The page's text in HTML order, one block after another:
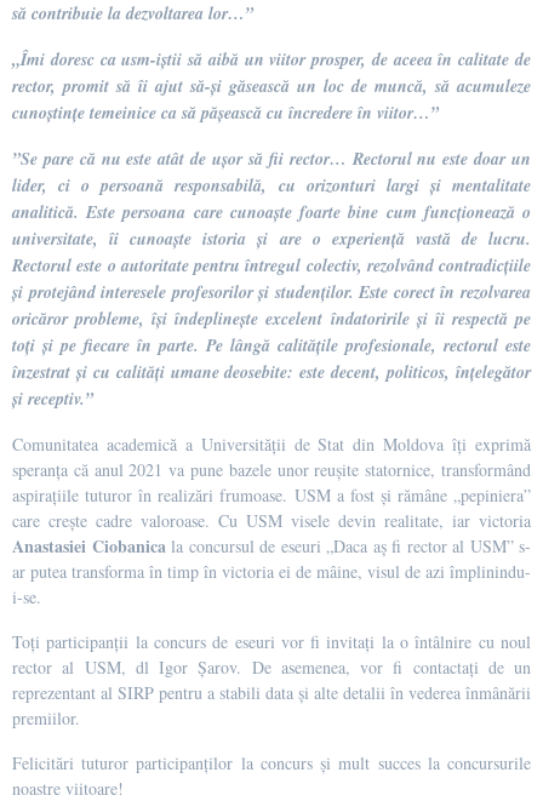
să contribuie la dezvoltarea lor…”
„Îmi doresc ca usm-iștii să aibă un viitor prosper, de aceea în calitate de
rector, promit să îi ajut să-și găsească un loc de muncă, să acumuleze
cunoștințe temeinice ca să pășească cu încredere în viitor…”
”Se pare că nu este atât de ușor să fii rector… Rectorul nu este doar un
lider, ci o persoană responsabilă, cu orizonturi largi și mentalitate
analitică. Este persoana care cunoaște foarte bine cum funcționează o
universitate, îi cunoaște istoria și are o experiență vastă de lucru.
Rectorul este o autoritate pentru întregul colectiv, rezolvând contradicțiile
și protejând interesele profesorilor și studenților. Este corect în rezolvarea
oricăror probleme, își îndeplinește excelent îndatoririle și îi respectă pe
toți și pe fiecare în parte. Pe lângă calitățile profesionale, rectorul este
înzestrat și cu calități umane deosebite: este decent, politicos, înțelegător
și receptiv.”
Comunitatea academică a Universității de Stat din Moldova îți exprimă
speranța că anul 2021 va pune bazele unor reușite statornice, transformând
aspirațiile tuturor în realizări frumoase. USM a fost și rămâne „pepiniera”
care crește cadre valoroase. Cu USM visele devin realitate, iar victoria
Anastasiei Ciobanica la concursul de eseuri „Daca aș fi rector al USM” s-
ar putea transforma în timp în victoria ei de mâine, visul de azi împlinindu-
i-se.
Toți participanții la concurs de eseuri vor fi invitați la o întâlnire cu noul
rector al USM, dl Igor Șarov. De asemenea, vor fi contactați de un
reprezentant al SIRP pentru a stabili data și alte detalii în vederea înmânării
premiilor.
Felicitări tuturor participanților la concurs și mult succes la concursurile
noastre viitoare!